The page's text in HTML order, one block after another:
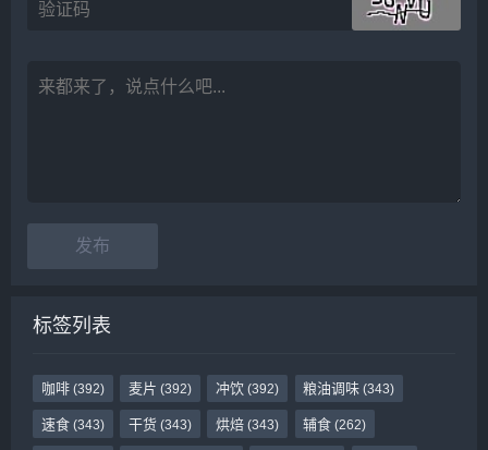
标签列表
咖啡(392) 麦片 (392) 冲饮 (392) 粮油调味 (343)
速食(343) 干货(343) 烘焙 (343) 辅食 (262)